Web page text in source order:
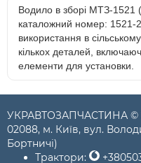
Водило в зборі МТЗ-1521
каталожний номер: 1521-
використання в
кількох деталей,
елементи для установки.
УКРАВТОЗАПЧАСТИНА ©
02088, м. Київ, вул.
Бортничі)
Трактори: